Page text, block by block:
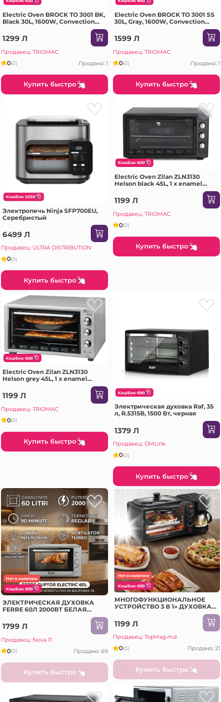
Electric Oven BROCK TO 3001 BK,
Black 30L, 1600W, Convection
Temperature: 100°C - 230°C,
Heating functions: Off / Heating
from
1299 Л
Продавец: TRIOMAC
0(0) Продано: 1
Купить быстро
Electric Oven BROCK TO 3001 SS
30L, Gray, 1600W, Convection
function, Grill rotisserie function,
Double glass, Temperature: 100°C
- 230°C, Heating fu
1599 Л
Продавец: TRIOMAC
0(0) Продано: 1
Купить быстро
КэшБэк: 3250
Электропечь Ninja SFP700EU,
Серебристый
6499 Л
Продавец: ULTRA DISTRIBUTION
0(0)
Купить быстро
КэшБэк: 600
Electric Oven Zilan ZLN3130
Helson black 45L, 1 x enamel
round tray, 1 x enamel square tray
1199 Л
Продавец: TRIOMAC
0(0)
Купить быстро
КэшБэк: 600
Electric Oven Zilan ZLN3130
Helson grey 45L, 1 x enamel
round tray, 1 x enamel square tray
1199 Л
Продавец: TRIOMAC
0(0)
Купить быстро
КэшБэк: 690
Электрическая духовка Raf, 35
л, R.5315B, 1500 Вт, черная
1379 Л
Продавец: DMLink
0(0)
Купить быстро
Нет в наличии
КэшБэк: 900
ЭЛЕКТРИЧЕСКАЯ ДУХОВКА
FERRE 60Л 2000ВТ БЕЛАЯ
1799 Л
Продавец: Nova IT
0(0) Продано: 69
Купить быстро
Нет в наличии
КэшБэк: 600
МНОГОФУНКЦИОНАЛЬНОЕ
УСТРОЙСТВО 3 В 1» ДУХОВКА /
ГРИЛЬ / ПРИБОР ДЛЯ КОФЕ
1199 Л
Продавец: TopMag.md
0(0) Продано: 21
Купить быстро